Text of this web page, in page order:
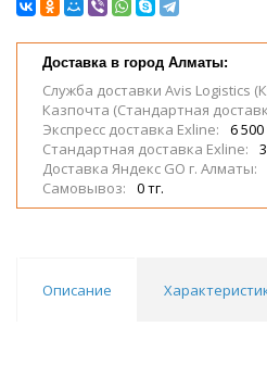
Доставка в город Алматы:
Служба доставки Avis Logistics
Казпочта (Стандартная
Экспресс доставка Exline:
6
Стандартная доставка Exline:
Доставка Яндекс GO г. Алматы:
Самовывоз:
0 тг.
Описание